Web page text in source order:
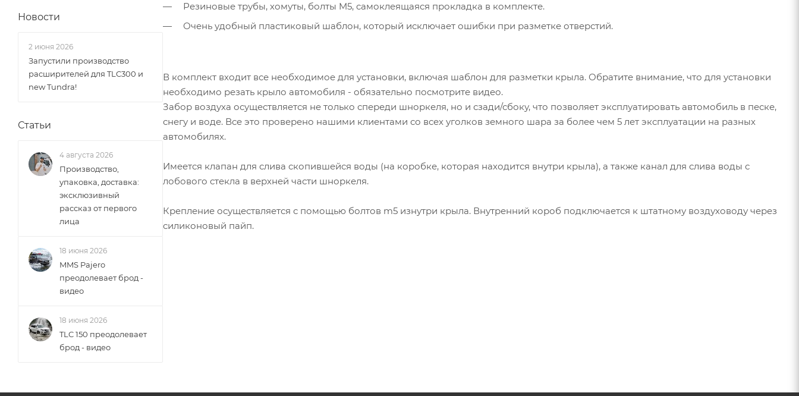
Резиновые трубы, хомуты, болты M5, самоклеящаяся прокладка в комплекте.
Очень удобный пластиковый шаблон, который исключает ошибки при разметке отверстий.
В комплект входит все необходимое для установки, включая шаблон для разметки крыла. Обратите внимание, что для установки
необходимо резать крыло автомобиля - обязательно посмотрите видео.
Забор воздуха осуществляется не только спереди шноркеля, но и сзади/сбоку, что позволяет эксплуатировать автомобиль в песке,
снегу и воде. Все это проверено нашими клиентами со всех уголков земного шара за более чем 5 лет эксплуатации на разных
автомобилях.
Имеется клапан для слива скопившейся воды (на коробке, которая находится внутри крыла), а также канал для слива воды с
лобового стекла в верхней части шноркеля.
Крепление осуществляется с помощью болтов m5 изнутри крыла. Внутренний короб подключается к штатному воздуховоду через
силиконовый пайп.
Новости
2 июня 2026
Запустили производство
раcширителей для TLC300 и
new Tundra!
Статьи
4 августа 2026
Производство,
упаковка, доставка:
эксклюзивный
рассказ от первого
лица
18 июня 2026
MMS Pajero
преодолевает брод -
видео
18 июня 2026
TLC 150 преодолевает
брод - видео